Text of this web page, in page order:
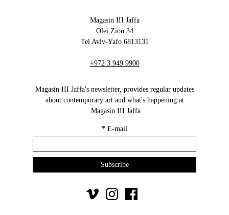
Magasin III Jaffa
34 Olei Zion
6813131 Tel Aviv-Yafo
+972 3 949 9900
Magasin III Jaffa's newsletter, provides regular updates
about contemporary art and what's happening at
Magasin III Jaffa.
E-mail
*